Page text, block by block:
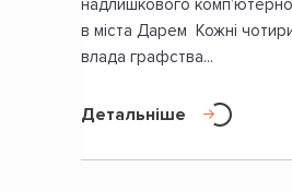
надлишкового
в міста Дарем Кожні
влада графства...
Детальніше